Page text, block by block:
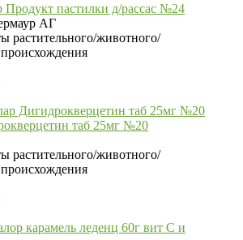
пастилки д/рассас №24
АГ
растительного/животного/
таб 25мг №20
растительного/животного/